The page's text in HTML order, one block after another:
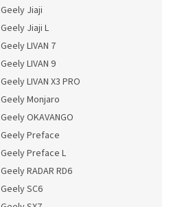
Geely Jiaji
Geely Jiaji L
Geely LIVAN 7
Geely LIVAN 9
Geely LIVAN X3 PRO
Geely Monjaro
Geely OKAVANGO
Geely Preface
Geely Preface L
Geely RADAR RD6
Geely SC6